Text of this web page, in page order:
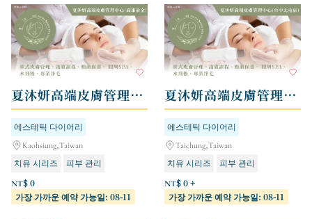
夏沐妍高端皮膚管理中心 - 高雄前金店
에스테틱 다이어리
Kaohsiung,Taiwan
치유 시리즈
피부 관리
NT$ 0
가장 가까운 예약 가능일: 08-11
夏沐妍高端皮膚管理中心 - 台中北屯店
에스테틱 다이어리
Taichung,Taiwan
치유 시리즈
피부 관리
NT$ 0 +
가장 가까운 예약 가능일: 08-11